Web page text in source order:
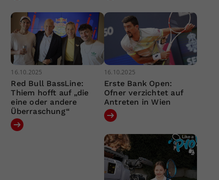
16.10.2025
Red Bull BassLine:
Thiem hofft auf „die
eine oder andere
Überraschung“
16.10.2025
Erste Bank Open:
Ofner verzichtet auf
Antreten in Wien